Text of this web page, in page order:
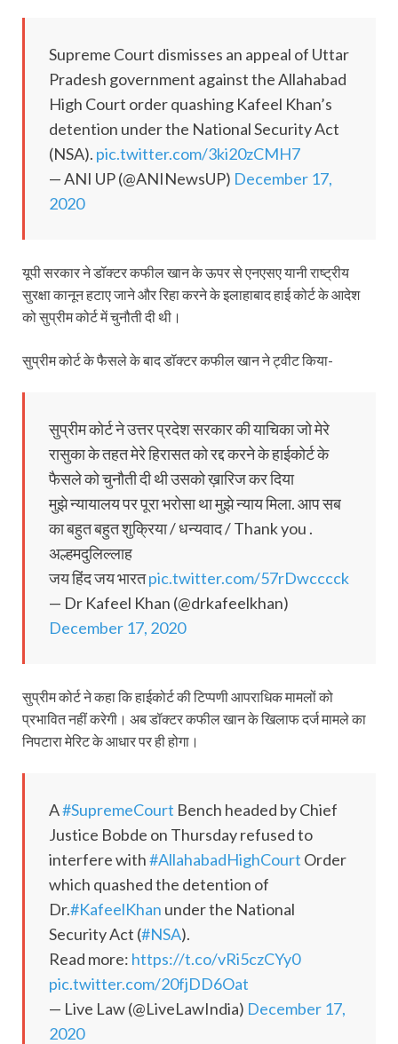
Supreme Court dismisses an appeal of Uttar
Pradesh government against the Allahabad
High Court order quashing Kafeel Khan’s
detention under the National Security Act
(NSA). pic.twitter.com/3ki20zCMH7
— ANI UP (@ANINewsUP) December 17,
2020
यूपी सरकार ने डॉक्टर कफील खान के ऊपर से एनएसए यानी राष्ट्रीय
सुरक्षा कानून हटाए जाने और रिहा करने के इलाहाबाद हाई कोर्ट के आदेश
को सुप्रीम कोर्ट में चुनौती दी थी।
सुप्रीम कोर्ट के फैसले के बाद डॉक्टर कफील खान ने ट्वीट किया-
सुप्रीम कोर्ट ने उत्तर प्रदेश सरकार की याचिका जो मेरे
रासुका के तहत मेरे हिरासत को रद्द करने के हाईकोर्ट के
फैसले को चुनौती दी थी उसको ख़ारिज कर दिया
मुझे न्यायालय पर पूरा भरोसा था मुझे न्याय मिला. आप सब
का बहुत बहुत शुक्रिया / धन्यवाद / Thank you .
अल्हमदुलिल्लाह
जय हिंद जय भारतpic.twitter.com/57rDwcccck
— Dr Kafeel Khan (@drkafeelkhan)
December 17, 2020
सुप्रीम कोर्ट ने कहा कि हाईकोर्ट की टिप्पणी आपराधिक मामलों को
प्रभावित नहीं करेगी। अब डॉक्टर कफील खान के खिलाफ दर्ज मामले का
निपटारा मेरिट के आधार पर ही होगा।
A#SupremeCourt Bench headed by Chief
Justice Bobde on Thursday refused to
interfere with#AllahabadHighCourt Order
which quashed the detention of
Dr.#KafeelKhan under the National
Security Act (#NSA).
Read more: https://t.co/vRi5czCYy0
pic.twitter.com/20fjDD6Oat
— Live Law (@LiveLawIndia) December 17,
2020